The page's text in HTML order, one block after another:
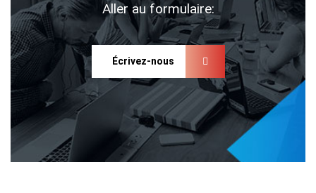
Aller au formulaire:
Écrivez-nous